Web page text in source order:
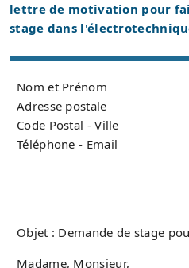
lettre de motivation pour
stage dans
Nom et Prénom
Adresse postale
Code Postal - Ville
Téléphone - Email
Objet : Demande de stage
Madame, Monsieur,